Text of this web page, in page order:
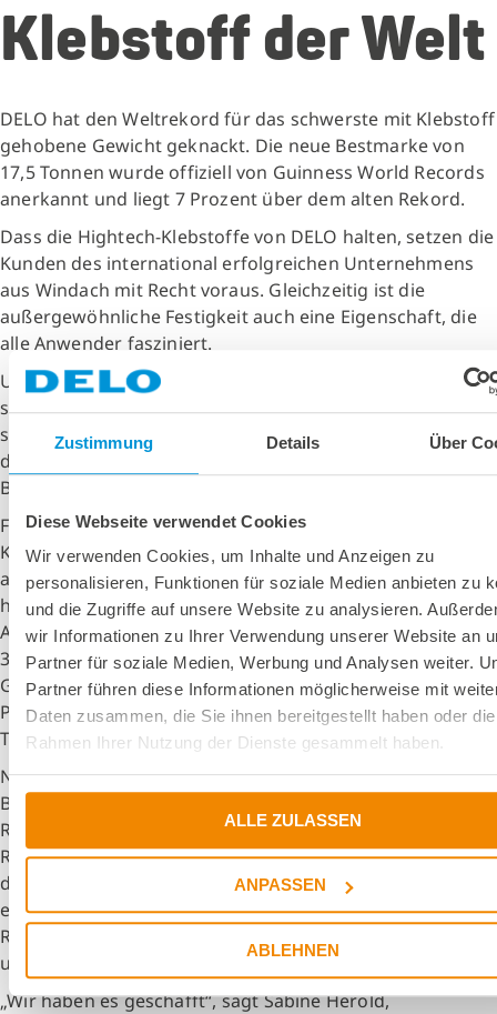
Zustimmung Details Über
Diese Webseite verwendet Cookies
Wir verwenden Cookies, um Inhalte und Anzeigen zu
personalisieren, Funktionen für soziale Medien anbieten zu
und die Zugriffe auf unsere Website zu analysieren.
wir Informationen zu Ihrer Verwendung unserer Website an
Partner für soziale Medien, Werbung und Analysen weiter.
Partner führen diese Informationen möglicherweise mit
Daten zusammen, die Sie ihnen bereitgestellt haben oder
Rahmen Ihrer Nutzung der Dienste gesammelt haben.
ALLE ZULASSEN
ANPASSEN
ABLEHNEN
Klebstoff der Welt
DELO hat den Weltrekord für das schwerste mit Klebstoff
gehobene Gewicht geknackt. Die neue Bestmarke von
17,5 Tonnen wurde offiziell von Guinness World Records
anerkannt und liegt 7 Prozent über dem alten Rekord.
Dass die Hightech-Klebstoffe von DELO halten, setzen die
Kunden des international erfolgreichen Unternehmens
aus Windach mit Recht voraus. Gleichzeitig ist die
außergewöhnliche Festigkeit auch eine Eigenschaft, die
alle Anwender fasziniert.
Um zu zeigen, dass DELO nicht nur die vermutlich
schnellsten und vielseitigsten Klebstoffe der Welt bietet,
sondern auch die stärksten, hat das Unternehmen sich
der Herausforderung „Weltrekord“ gestellt und eine neue
Bestmarke gesetzt.
Für den Weltrekordversuch wurde mit nur 3 Gramm
Klebstoff ein 17,5 Tonnen schwerer LKW von einem Kran
auf einen Meter Höhe gehoben. Das gesamte Gewicht
hing dabei für eine Stunde an einem verklebten
Aluminium-Zylinder mit einem Radius von gerade einmal
3,5 Zentimetern. Das entspricht dem Durchmesser einer
Getränke-Dose. Mit der neuen Bestmarke liegt DELO 7
Prozent über dem bisherigen, offiziellen Rekord von 16,3
Tonnen.
Neben den rund 600 DELO-Mitarbeitern freuten sich
Bernhard Lachner (Landratsamt Landsberg am Lech) und
Richard Michl (Bürgermeister Windach), die den
Rekordversuch als Zeugen begleiteten, über den Erfolg
des Mittelständlers. Auch ein Sachverständiger sowie
eine offizielle Rekordrichterin von Guinness World
Records waren vor Ort, um den Rekord zu bestätigen
und dem Unternehmen zu gratulieren.
„Wir haben es geschafft“, sagt Sabine Herold,